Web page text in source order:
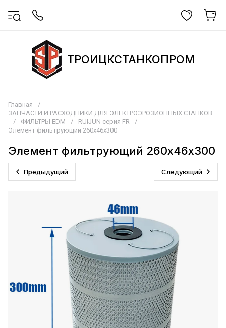
ТРОИЦКСТАНКОПРОМ
Главная
/
ЗАПЧАСТИ И РАСХОДНИКИ ДЛЯ ЭЛЕКТРОЭРОЗИОННЫХ СТАНКОВ
/
ФИЛЬТРЫ EDM / RUIJUN серия FR
/
Элемент фильтрующий 260х46х300
Элемент фильтрующий 260х46х300
Предыдущий Следующий